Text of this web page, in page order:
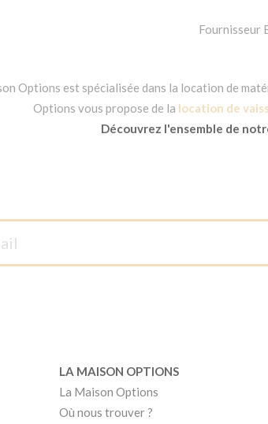
Fournisseur
Options est spécialisée dans la location de
Options vous propose de la location de
Découvrez l'ensemble de
LA MAISON OPTIONS
La Maison Options
Où nous trouver ?